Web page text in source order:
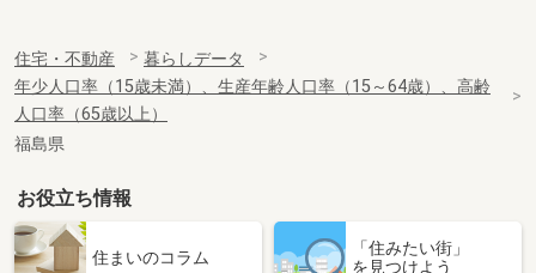
住宅・不動産
暮らしデータ
年少人口率（15歳未満）、生産年齢人口率（15～64歳）、高齢
人口率（65歳以上）
福島県
お役立ち情報
住まいのコラム
「住みたい街」
を見つけよう